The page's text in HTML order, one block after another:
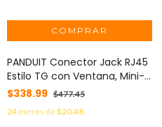
PANDUIT Conector Jack RJ45
Estilo TG con Ventana, Mini-
Com, Categoría 6, de 8
Azul MOD: CJH688TGBU
$338.99 $477.45
24meses de$20.48